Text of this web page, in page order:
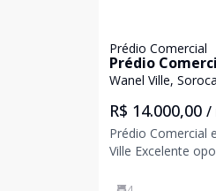
Prédio Comercial
Prédio
Ville
Wanel Ville,
R$ 14.000,00 /
Prédio Comercial
Ville Excelente oportunidade para investidores e
localizado e com